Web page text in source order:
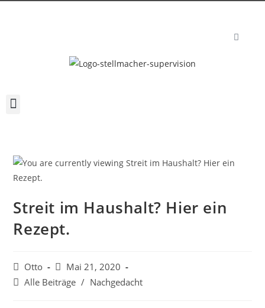
Streit im Haushalt? Hier ein
Rezept.
Otto
Mai 21, 2020
Alle Beiträge / Nachgedacht